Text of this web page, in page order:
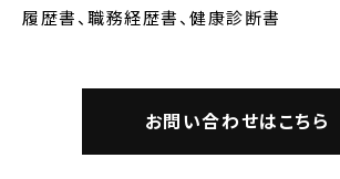
履歴書、職務経歴書、健康診断書
お問い合わせはこちら